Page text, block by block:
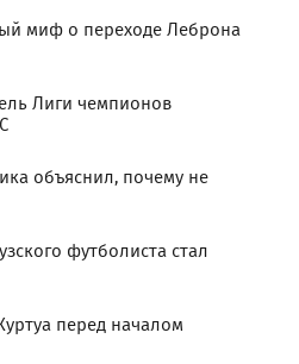
миф о переходе Леброна
Лиги чемпионов
объяснил, почему не
футболиста стал
перед началом